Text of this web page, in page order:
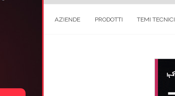
AZIENDE PRODOTTI TEMI TECNICI